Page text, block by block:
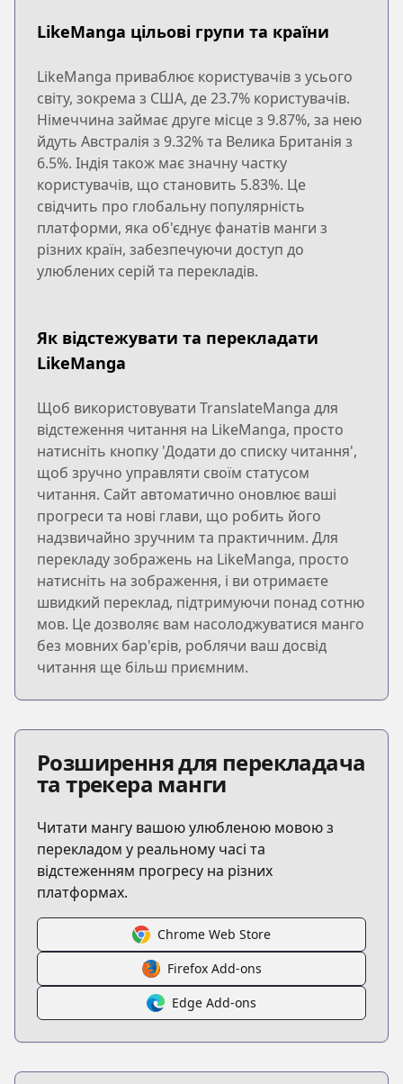
LikeManga цільові групи та країни
LikeManga приваблює користувачів з усього
світу, зокрема з США, де 23.7% користувачів.
Німеччина займає друге місце з 9.87%, за нею
йдуть Австралія з 9.32% та Велика Британія з
6.5%. Індія також має значну частку
користувачів, що становить 5.83%. Це
свідчить про глобальну популярність
платформи, яка об'єднує фанатів манги з
різних країн, забезпечуючи доступ до
улюблених серій та перекладів.
Як відстежувати та перекладати
LikeManga
Щоб використовувати TranslateManga для
відстеження читання на LikeManga, просто
натисніть кнопку 'Додати до списку читання',
щоб зручно управляти своїм статусом
читання. Сайт автоматично оновлює ваші
прогреси та нові глави, що робить його
надзвичайно зручним та практичним. Для
перекладу зображень на LikeManga, просто
натисніть на зображення, і ви отримаєте
швидкий переклад, підтримуючи понад сотню
мов. Це дозволяє вам насолоджуватися манго
без мовних бар'єрів, роблячи ваш досвід
читання ще більш приємним.
Розширення для перекладача
та трекера манги
Читати мангу вашою улюбленою мовою з
перекладом у реальному часі та
відстеженням прогресу на різних
платформах.
Chrome Web Store
Firefox Add-ons
Edge Add-ons